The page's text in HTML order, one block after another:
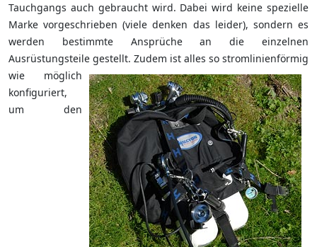
Tauchgangs auch gebraucht wird. Dabei wird keine spezielle
Marke vorgeschrieben (viele denken das leider), sondern es
werden bestimmte Ansprüche an die einzelnen
Ausrüstungsteile gestellt. Zudem ist alles so stromlinienförmig
wie möglich
konfiguriert,
um den